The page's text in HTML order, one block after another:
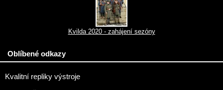
Kvilda 2020 - zahájení sezóny
Oblíbené odkazy
Kvalitní repliky výstroje